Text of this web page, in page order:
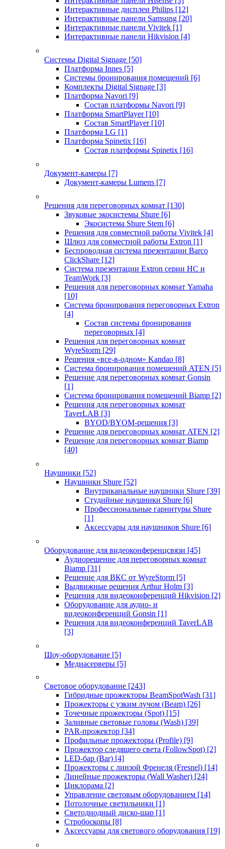
Интерактивные дисплеи Philips [12]
Интерактивные панели Samsung [20]
Интерактивные панели Vivitek [1]
Интерактивные панели Hikvision [4]
Системы Digital Signage [50]
Платформа Innes [5]
Системы бронирования помещений [6]
Комплекты Digital Signage [3]
Платформа Navori [9]
Состав платформы Navori [9]
Платформа SmartPlayer [10]
Состав SmartPlayer [10]
Платформа LG [1]
Платформа Spinetix [16]
Состав платформы Spinetix [16]
Документ-камеры [7]
Документ-камеры Lumens [7]
Решения для переговорных комнат [130]
Звуковые экосистемы Shure [6]
Экосистема Shure Stem [6]
Решения для совместной работы Vivitek [4]
Шлюз для совместной работы Extron [1]
Беспроводная система презентации Barco
ClickShare [12]
Система презентации Extron серии HC и
TeamWork [3]
Решения для переговорных комнат Yamaha
[10]
Система бронирования переговорных Extron
[4]
Состав системы бронирования
переговорных [4]
Решения для переговорных комнат
WyreStorm [29]
Решения «все-в-одном» Kandao [8]
Система бронирования помещений ATEN [5]
Решение для переговорных комнат Gonsin
[1]
Система бронирования помещений Biamp [2]
Решения для переговорных комнат
TaverLAB [3]
BYOD/BYOM-решения [3]
Решение для переговорных комнат ATEN [2]
Решение для переговорных комнат Biamp
[40]
Наушники [52]
Наушники Shure [52]
Внутриканальные наушники Shure [39]
Студийные наушники Shure [6]
Профессиональные гарнитуры Shure
[1]
Аксессуары для наушников Shure [6]
Оборудование для видеоконференцсвязи [45]
Аудиорешение для переговорных комнат
Biamp [31]
Решение для ВКС от WyreStorm [5]
Выдвижные решения Arthur Holm [3]
Решения для видеоконференций Hikvision [2]
Оборудование для аудио- и
видеоконференций Gonsin [1]
Решения для видеоконференций TaverLAB
[3]
Шоу-оборудование [5]
Медиасерверы [5]
Световое оборудование [243]
Гибридные прожекторы BeamSpotWash [31]
Прожекторы с узким лучом (Beam) [26]
Точечные прожекторы (Spot) [15]
Заливные световые головы (Wash) [39]
PAR-прожектор [34]
Профильные прожекторы (Profile) [9]
Прожектор следящего света (FollowSpot) [2]
LED-бар (Bar) [4]
Прожекторы с линзой Френеля (Fresnel) [14]
Линейные прожекторы (Wall Washer) [24]
Циклорама [2]
Управление световым оборудованием [14]
Потолочные светильники [1]
Светодиодный диско-шар [1]
Стробоскопы [8]
Аксессуары для светового оборудования [19]